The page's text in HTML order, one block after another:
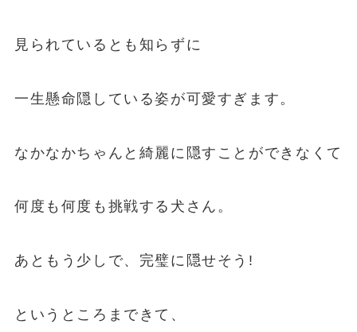
見られているとも知らずに
一生懸命隠している姿が可愛すぎます。
なかなかちゃんと綺麗に隠すことができなくて
何度も何度も挑戦する犬さん。
あともう少しで、完璧に隠せそう!
というところまできて、